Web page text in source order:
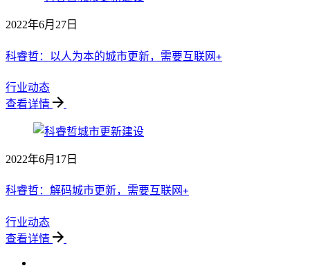
2022年6月27日
科睿哲：以人为本的城市更新，需要互联网+
行业动态
查看详情
2022年6月17日
科睿哲：解码城市更新，需要互联网+
行业动态
查看详情